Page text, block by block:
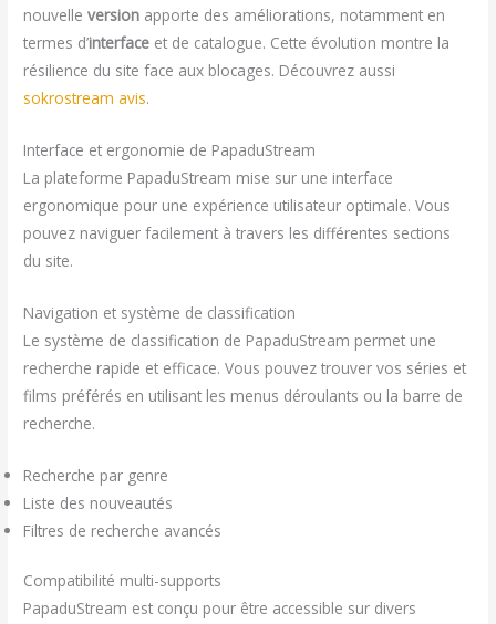
nouvelleversion apporte des améliorations, notamment en
termes d’interface et de catalogue. Cette évolution montre la
résilience du site face aux blocages. Découvrez aussi
sokrostream avis.
Interface et ergonomie de PapaduStream
La plateforme PapaduStream mise sur une interface
ergonomique pour une expérience utilisateur optimale. Vous
pouvez naviguer facilement à travers les différentes sections
du site.
Navigation et système de classification
Le système de classification de PapaduStream permet une
recherche rapide et efficace. Vous pouvez trouver vos séries et
films préférés en utilisant les menus déroulants ou la barre de
recherche.
Recherche par genre
Liste des nouveautés
Filtres de recherche avancés
Compatibilité multi-supports
PapaduStream est conçu pour être accessible sur divers